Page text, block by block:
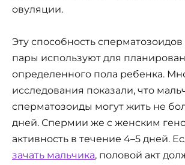
овуляции.
Эту способность
пары используют для
определенного пола ребенка.
исследования показали, что
сперматозоиды могут жить не
дней. Спермии же с женским
активность в течение 4–5 дней.
зачать мальчика, половой акт